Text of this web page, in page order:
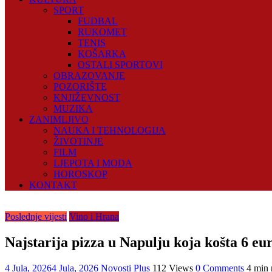
SPORT
FUDBAL
RUKOMET
TENIS
KOŠARKA
OSTALI SPORTOVI
OBRAZOVANJE
POZORIŠTE
KNJIŽEVNOST
MUZIKA
ZANIMLJIVO
NAUKA I TEHNOLOGIJA
ŽIVOTINJE
FILM
LJEPOTA I MODA
HOROSKOP
KONTAKT
Poslednje vijesti Vino i Hrana
Najstarija pizza u Napulju koja košta 6
4 Jula, 20264 Jula, 2026 Novosti Plus 112 Views 0 Comments 4 min